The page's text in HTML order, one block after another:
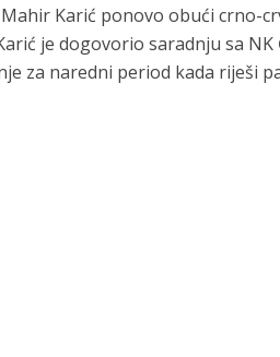
Karić ponovo obući crno-
je dogovorio saradnju sa
za naredni period kada riješi